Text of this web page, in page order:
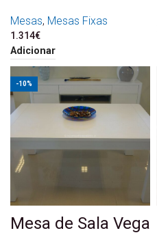
Mesas, Mesas Fixas
1.314€
Adicionar
-10%
Mesa de Sala Vega